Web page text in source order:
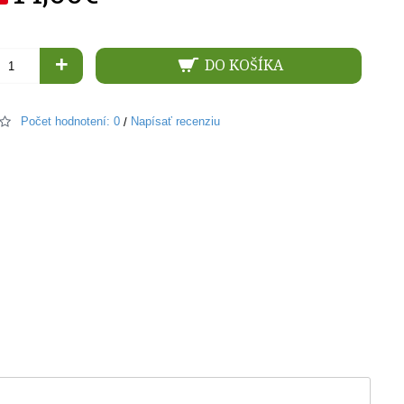
+ DO KOŠÍKA
Počet hodnotení: 0 / Napísať recenziu